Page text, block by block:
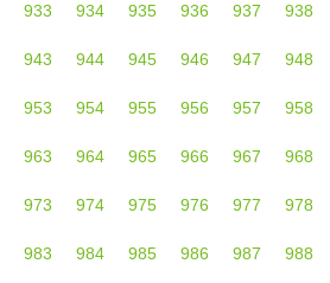
933 934 935 936 937 938
943 944 945 946 947 948
953 954 955 956 957 958
963 964 965 966 967 968
973 974 975 976 977 978
983 984 985 986 987 988